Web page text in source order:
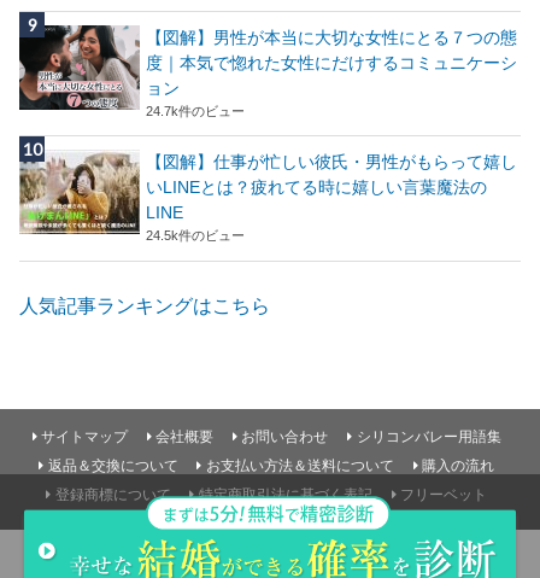
【図解】男性が本当に大切な女性にとる７つの態
度｜本気で惚れた女性にだけするコミュニケーシ
ョン
24.7k件のビュー
【図解】仕事が忙しい彼氏・男性がもらって嬉し
いLINEとは？疲れてる時に嬉しい言葉魔法の
LINE
24.5k件のビュー
人気記事ランキングはこちら
サイトマップ 会社概要 お問い合わせ
シリコンバレー用語集
返品＆交換について
お支払い方法＆送料について
購入の流れ
登録商標について
特定商取引法に基づく表記 フリーベット
©Copyright2026 parcy's note(パーシーズノート) .All Rights Reserved.